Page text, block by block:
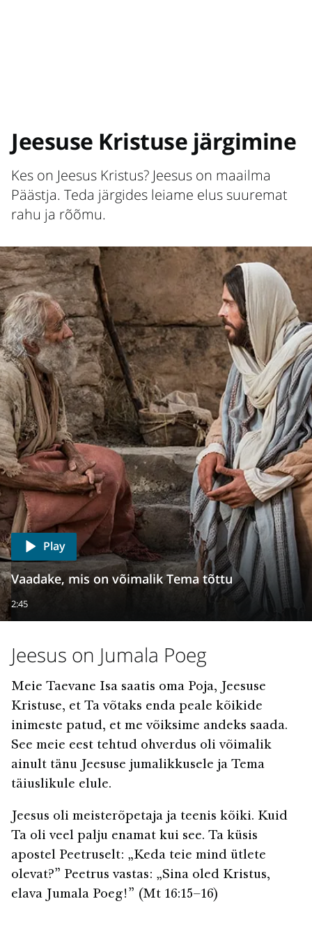
Jeesuse Kristuse järgimine
Kes on Jeesus Kristus? Jeesus on maailma
Päästja. Teda järgides leiame elus suuremat
rahu ja rõõmu.
Play
Vaadake, mis on võimalik Tema tõttu
2:45
Jeesus on Jumala Poeg
Meie Taevane Isa saatis oma Poja, Jeesuse
Kristuse, et Ta võtaks enda peale kõikide
inimeste patud, et me võiksime andeks saada.
See meie eest tehtud ohverdus oli võimalik
ainult tänu Jeesuse jumalikkusele ja Tema
täiuslikule elule.
Jeesus oli meisterõpetaja ja teenis kõiki. Kuid
Ta oli veel palju enamat kui see. Ta küsis
apostel Peetruselt: „Keda teie mind ütlete
olevat?” Peetrus vastas: „Sina oled Kristus,
elava Jumala Poeg!” (Mt 16:15–16)